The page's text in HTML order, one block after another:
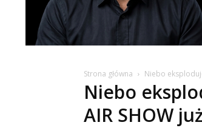
Strona główna Niebo
Niebo
AIR SHOW